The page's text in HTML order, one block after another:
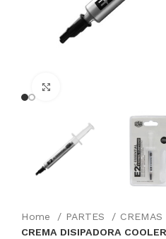
Home PARTES
CREMAS
CREMA DISIPADORA